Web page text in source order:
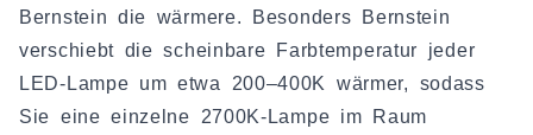
Bernstein die wärmere. Besonders Bernstein
verschiebt die scheinbare Farbtemperatur jeder
LED-Lampe um etwa 200–400K wärmer, sodass
Sie eine einzelne 2700K-Lampe im Raum